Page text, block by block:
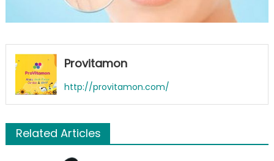
Provitamon
http://provitamon.com/
Related Articles